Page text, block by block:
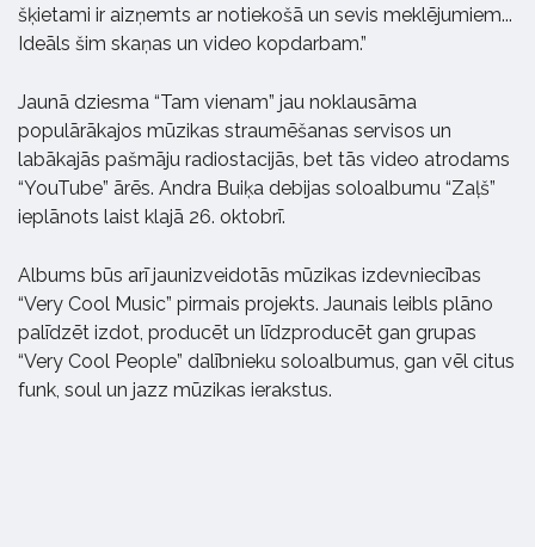
šķietami ir aizņemts ar notiekošā un sevis meklējumiem...
Ideāls šim skaņas un video kopdarbam.”
Jaunā dziesma “Tam vienam” jau noklausāma
populārākajos mūzikas straumēšanas servisos un
labākajās pašmāju radiostacijās, bet tās video atrodams
“YouTube” ārēs. Andra Buiķa debijas soloalbumu “Zaļš”
ieplānots laist klajā 26. oktobrī.
Albums būs arī jaunizveidotās mūzikas izdevniecības
“Very Cool Music” pirmais projekts. Jaunais leibls plāno
palīdzēt izdot, producēt un līdzproducēt gan grupas
“Very Cool People” dalībnieku soloalbumus, gan vēl citus
funk, soul un jazz mūzikas ierakstus.